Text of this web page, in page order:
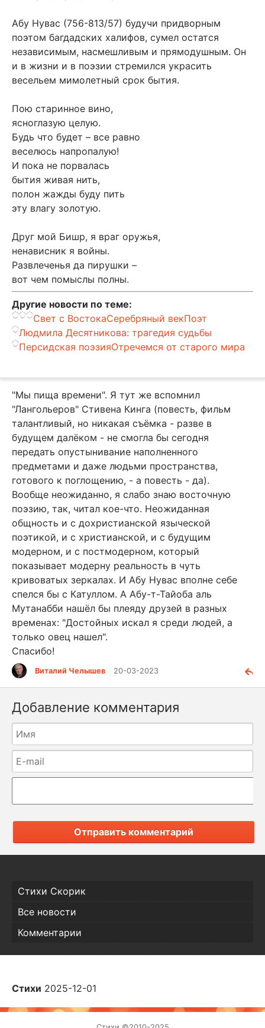
Абу Нувас (756-813/57) будучи придворным
поэтом багдадских халифов, сумел остатся
независимым, насмешливым и прямодушным. Он
и в жизни и в поэзии стремился украсить
весельем мимолетный срок бытия.
Пою старинное вино,
ясноглазую целую.
Будь что будет – все равно
веселюсь напропалую!
И пока не порвалась
бытия живая нить,
полон жажды буду пить
эту влагу золотую.
Друг мой Бишр, я враг оружья,
ненависник я войны.
Развлеченья да пирушки –
вот чем помыслы полны.
Другие новости по теме:
Свет с ВостокаСеребряный векПоэт
Людмила Десятникова: трагедия судьбы
Персидская поэзияОтречемся от старого мира
"Мы пища времени". Я тут же вспомнил
"Лангольеров" Стивена Кинга (повесть, фильм
талантливый, но никакая съёмка - разве в
будущем далёком - не смогла бы сегодня
передать опустынивание наполненного
предметами и даже людьми пространства,
готового к поглощению, - а повесть - да).
Вообще неожиданно, я слабо знаю восточную
поэзию, так, читал кое-что. Неожиданная
общность и с дохристианской языческой
поэтикой, и с христианской, и с будущим
модерном, и с постмодерном, который
показывает модерну реальность в чуть
кривоватых зеркалах. И Абу Нувас вполне себе
спелся бы с Катуллом. А Абу-т-Тайоба аль
Мутанабби нашёл бы плеяду друзей в разных
временах: "Достойных искал я среди людей, а
только овец нашел".
Спасибо!
Виталий Челышев 20-03-2023
Добавление комментария
Отправить комментарий
Стихи Скорик
Все новости
Комментарии
Стихи 2025-12-01